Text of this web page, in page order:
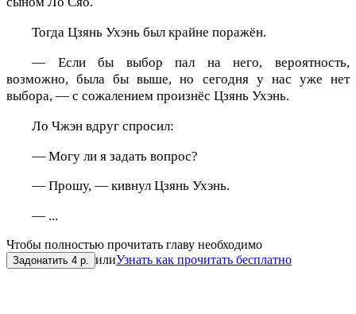
Тогда Цзянь Ухэнь был крайне поражён.
— Если бы выбор пал на него, вероятность,
возможно, была бы выше, но сегодня у нас уже нет
выбора, — с сожалением произнёс Цзянь Ухэнь.
Ло Чжэн вдруг спросил:
— Могу ли я задать вопрос?
— Прошу, — кивнул Цзянь Ухэнь.
— ...
Чтобы полностью прочитать главу необходимо
Задонатить 4 р. илиУзнать как прочитать бесплатно